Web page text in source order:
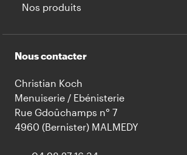
Nos produits
Nous contacter
Christian Koch
Menuiserie / Ebénisterie
Rue Gdoûchamps n° 7
4960 (Bernister) MALMEDY